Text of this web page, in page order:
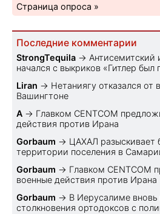
Страница опроса »
Последние комментарии
StrongTequila → Антисемитский
начался с выкриков «Гитлер был
Liran → Нетаниягу отказался от
Вашингтоне
A → Главком CENTCOM
действия против Ирана
Gorbaum → ЦАХАЛ разыскивает
территории поселения в
Gorbaum → Главком CENTCOM
военные действия против Ирана
Gorbaum → В Иерусалиме
столкновения ортодоксов с